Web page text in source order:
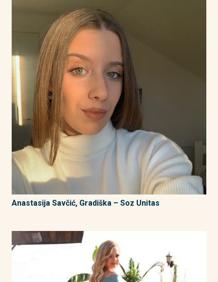
Anastasija Savčić, Gradiška – Soz Unitas